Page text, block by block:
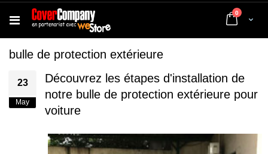
Cart
0 articles
bulle de protection extérieure
23
May
Découvrez les étapes d'installation de
notre bulle de protection extérieure pour
voiture